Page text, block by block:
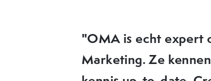
"OMA heeft elke
ideeën die we in de